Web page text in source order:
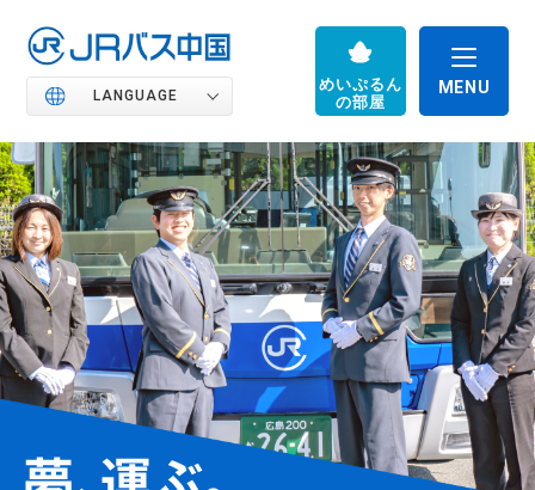
LANGUAGE
めいぷるん
の部屋
JRバス中国の魅力
高速バス
路線バス